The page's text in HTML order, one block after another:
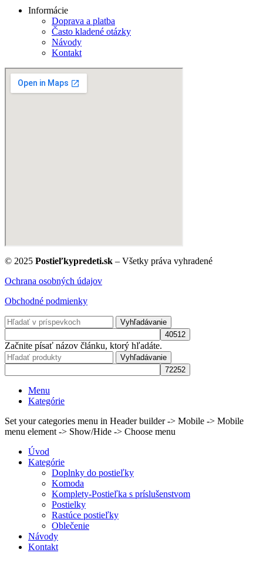
Informácie
Doprava a platba
Často kladené otázky
Návody
Kontakt
© 2025 Postieľkypredeti.sk – Všetky práva vyhradené
Ochrana osobných údajov
Obchodné podmienky
Vyhľadávanie
Začnite písať názov článku, ktorý hľadáte.
Vyhľadávanie
Menu
Kategórie
Set your categories menu in Header builder -> Mobile -> Mobile
menu element -> Show/Hide -> Choose menu
Úvod
Kategórie
Doplnky do postieľky
Komoda
Komplety-Postieľka s príslušenstvom
Postielky
Rastúce postieľky
Oblečenie
Návody
Kontakt